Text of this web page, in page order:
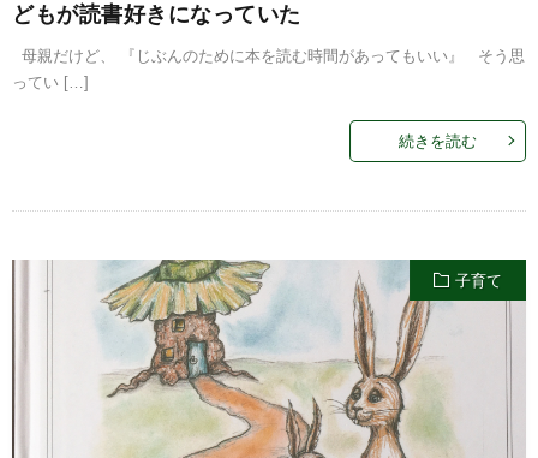
どもが読書好きになっていた
母親だけど、 『じぶんのために本を読む時間があってもいい』 そう思
ってい […]
続きを読む
子育て